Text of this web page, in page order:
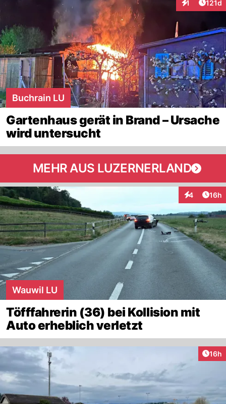
1
Interaktionen
121d
Buchrain LU
Gartenhaus gerät in Brand – Ursache
wird untersucht
MEHR AUS LUZERNERLAND
4
Interaktionen
16h
Wauwil LU
Töfffahrerin (36) bei Kollision mit
Auto erheblich verletzt
16h